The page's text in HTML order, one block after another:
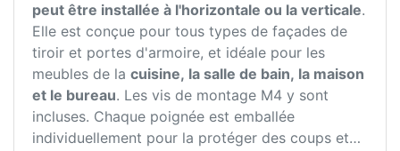
peut être installée à l'horizontale ou la verticale.
Elle est conçue pour tous types de façades de
tiroir et portes d'armoire, et idéale pour les
meubles de la cuisine, la salle de bain, la maison
et le bureau. Les vis de montage M4 y sont
incluses. Chaque poignée est emballée
individuellement pour la protéger des coups et